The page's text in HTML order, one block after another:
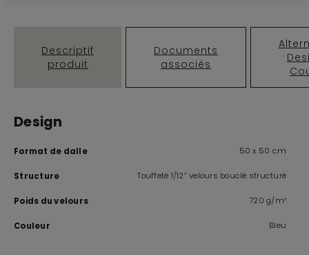
Descriptif
produit
Documents
associés
Design
Format de dalle 50 x 50 cm
Structure Touffeté 1/12” velours bouclé structuré
Poids du velours 720 g/m²
Couleur Bleu